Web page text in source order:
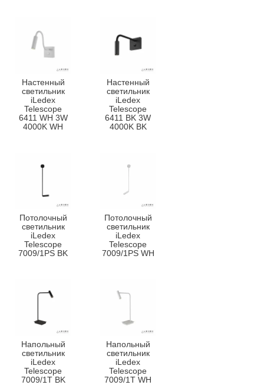
Настенный
светильник
iLedex
Telescope
6411 WH 3W
4000K WH
Настенный
светильник
iLedex
Telescope
6411 BK 3W
4000K BK
Потолочный
светильник
iLedex
Telescope
7009/1PS BK
Потолочный
светильник
iLedex
Telescope
7009/1PS WH
Напольный
светильник
iLedex
Telescope
7009/1T BK
Напольный
светильник
iLedex
Telescope
7009/1T WH